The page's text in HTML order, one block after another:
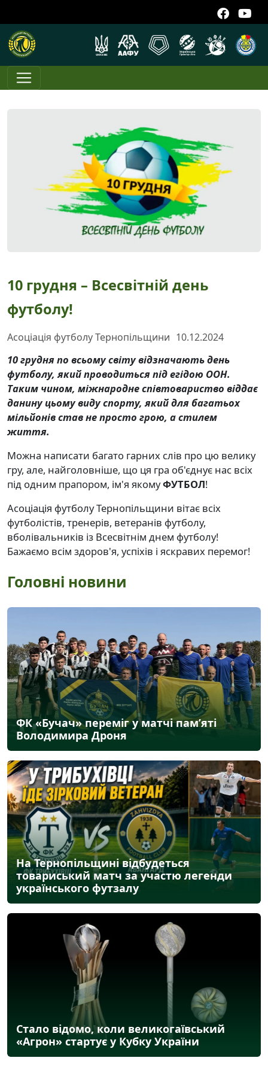
10 грудня – Всесвітній день
футболу!
Асоціація футболу Тернопільщини 10.12.2024
10 грудня по всьому світу відзначають день
футболу, який проводиться під егідою ООН.
Таким чином, міжнародне співтовариство віддає
данину цьому виду спорту, який для багатьох
мільйонів став не просто грою, а стилем
життя.
Можна написати багато гарних слів про цю велику
гру, але, найголовніше, що ця гра об'єднує нас всіх
під одним прапором, ім'я якомуФУТБОЛ!
Асоціація футболу Тернопільщини вітає всіх
футболістів, тренерів, ветеранів футболу,
вболівальників із Всесвітнім днем футболу!
Бажаємо всім здоров'я, успіхів і яскравих перемог!
Головні новини
ФК «Бучач» переміг у матчі пам’яті
Володимира Дроня
На Тернопільщині відбудеться
товариський матч за участю легенди
українського футзалу
Стало відомо, коли великогаївський
«Агрон» стартує у Кубку України